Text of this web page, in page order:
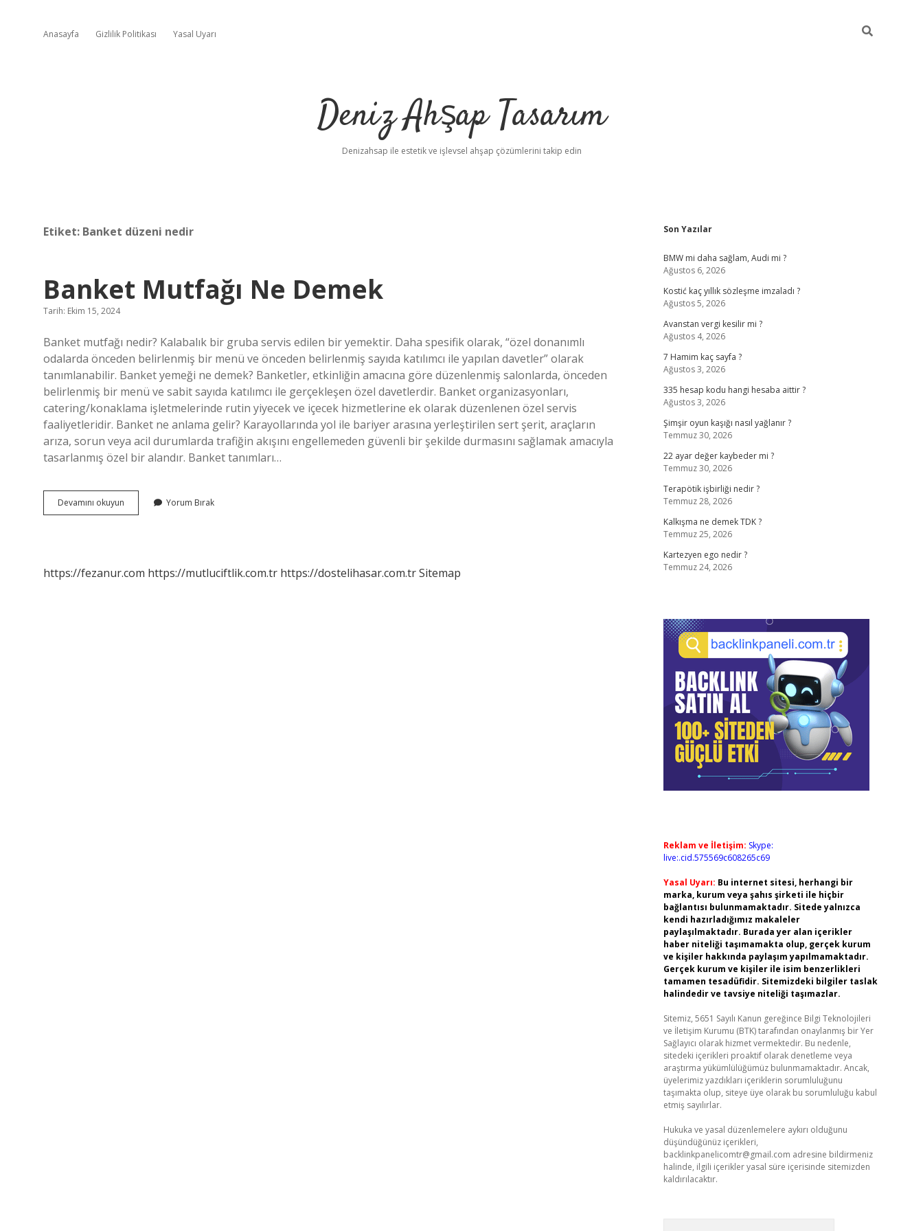
Anasayfa Gizlilik Politikası Yasal Uyarı
Deniz Ahşap Tasarım
Denizahsap ile estetik ve işlevsel ahşap çözümlerini takip edin
Etiket: Banket düzeni nedir
Banket Mutfağı Ne Demek
Tarih: Ekim 15, 2024
Banket mutfağı nedir? Kalabalık bir gruba servis edilen bir yemektir. Daha spesifik olarak, “özel donanımlı
odalarda önceden belirlenmiş bir menü ve önceden belirlenmiş sayıda katılımcı ile yapılan davetler” olarak
tanımlanabilir. Banket yemeği ne demek? Banketler, etkinliğin amacına göre düzenlenmiş salonlarda, önceden
belirlenmiş bir menü ve sabit sayıda katılımcı ile gerçekleşen özel davetlerdir. Banket organizasyonları,
catering/konaklama işletmelerinde rutin yiyecek ve içecek hizmetlerine ek olarak düzenlenen özel servis
faaliyetleridir. Banket ne anlama gelir? Karayollarında yol ile bariyer arasına yerleştirilen sert şerit, araçların
arıza, sorun veya acil durumlarda trafiğin akışını engellemeden güvenli bir şekilde durmasını sağlamak amacıyla
tasarlanmış özel bir alandır. Banket tanımları…
Devamını okuyun
Mutfağı
Yorum Bırak
https://fezanur.com https://mutluciftlik.com.tr https://dostelihasar.com.trSitemap
Sidebar
Son Yazılar
BMW mi daha sağlam, Audi mi ?
Ağustos 6, 2026
Kostić kaç yıllık sözleşme imzaladı ?
Ağustos 5, 2026
Avanstan vergi kesilir mi ?
Ağustos 4, 2026
7 Hamim kaç sayfa ?
Ağustos 3, 2026
335 hesap kodu hangi hesaba aittir ?
Ağustos 3, 2026
Şimşir oyun kaşığı nasıl yağlanır ?
Temmuz 30, 2026
22 ayar değer kaybeder mi ?
Temmuz 30, 2026
Terapötik işbirliği nedir ?
Temmuz 28, 2026
Kalkışma ne demek TDK ?
Temmuz 25, 2026
Kartezyen ego nedir ?
Temmuz 24, 2026
Reklam ve İletişim: Skype:
live:.cid.575569c608265c69
Yasal Uyarı: Bu internet sitesi, herhangi bir
marka, kurum veya şahıs şirketi ile hiçbir
bağlantısı bulunmamaktadır. Sitede yalnızca
kendi hazırladığımız makaleler
paylaşılmaktadır. Burada yer alan içerikler
haber niteliği taşımamakta olup, gerçek kurum
ve kişiler hakkında paylaşım yapılmamaktadır.
Gerçek kurum ve kişiler ile isim benzerlikleri
tamamen tesadüfidir. Sitemizdeki bilgiler taslak
halindedir ve tavsiye niteliği taşımazlar.
Sitemiz, 5651 Sayılı Kanun gereğince Bilgi Teknolojileri
ve İletişim Kurumu (BTK) tarafından onaylanmış bir Yer
Sağlayıcı olarak hizmet vermektedir. Bu nedenle,
sitedeki içerikleri proaktif olarak denetleme veya
araştırma yükümlülüğümüz bulunmamaktadır. Ancak,
üyelerimiz yazdıkları içeriklerin sorumluluğunu
taşımakta olup, siteye üye olarak bu sorumluluğu kabul
etmiş sayılırlar.
Hukuka ve yasal düzenlemelere aykırı olduğunu
düşündüğünüz içerikleri,
backlinkpanelicomtr@gmail.com adresine bildirmeniz
halinde, ilgili içerikler yasal süre içerisinde sitemizden
kaldırılacaktır.